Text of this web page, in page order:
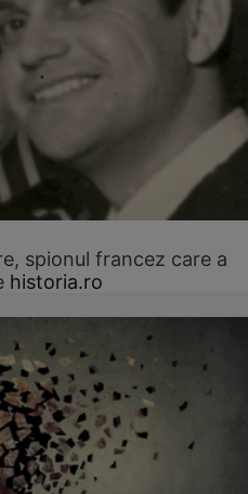
spionul francez care a
historia.ro